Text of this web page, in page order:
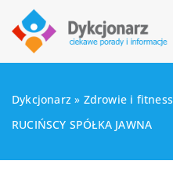
Dykcjonarz » Zdrowie i fitness
RUCIŃSCY SPÓŁKA JAWNA